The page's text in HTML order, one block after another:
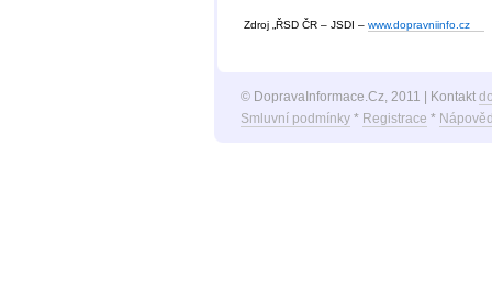
Zdroj „ŘSD ČR – JSDI – www.dopravniinfo.cz
© DopravaInformace.Cz, 2011 | Kontakt
Smluvní podmínky* Registrace *